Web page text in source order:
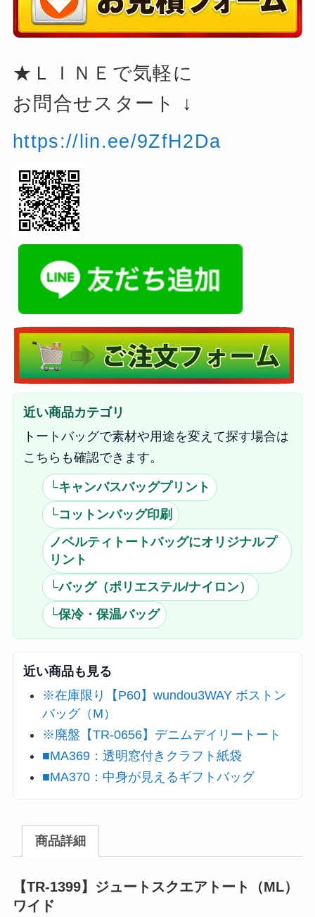
★ＬＩＮＥで気軽に
お問合せスタート ↓
https://lin.ee/9ZfH2Da
近い商品カテゴリ
トートバッグで素材や用途を変えて探す場合は
こちらも確認できます。
└キャンバスバッグプリント
└コットンバッグ印刷
ノベルティトートバッグにオリジナルプ
リント
└バッグ（ポリエステル/ナイロン）
└保冷・保温バッグ
近い商品も見る
※在庫限り【P60】wundou3WAY ボストン
バッグ（M）
※廃盤【TR-0656】デニムデイリートート
■MA369：透明窓付きクラフト紙袋
■MA370：中身が見えるギフトバッグ
商品詳細
【TR-1399】ジュートスクエアトート（ML）
ワイド